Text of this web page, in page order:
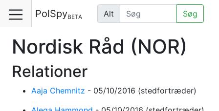
PolSpyBETA Alt Søg
Nordisk Råd (NOR)
Relationer
Aaja Chemnitz - 05/10/2016 (stedfortræder)